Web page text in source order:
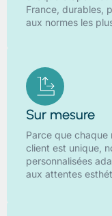
France, durables,
aux normes les
Sur mesure
Parce que
client est unique,
personnalisées
aux attentes